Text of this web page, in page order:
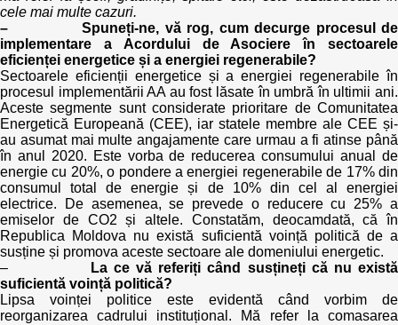
Notes & positions
Institutional Charter IDIS
Announcements
IDIS International Advisory Board
National Business Agenda
Democratic process
15 minutes of economic realism
Hybrid power
EU-STRAT bulletin
Transparency of state – owned enterprises
The best and the worst local policies in Moldova
Democracy, independence and transparency of key
cele mai multe cazuri.
– Spuneți-ne, vă rog, cum decurge procesul de
implementare a Acordului de Asociere în sectoarele
eficienței energetice și a energiei regenerabile?
Sectoarele eficienții energetice și a energiei regenerabile în
procesul implementării AA au fost lăsate în umbră în ultimii ani.
Aceste segmente sunt considerate prioritare de Comunitatea
Energetică Europeană (CEE), iar statele membre ale CEE și-
au asumat mai multe angajamente care urmau a fi atinse până
în anul 2020. Este vorba de reducerea consumului anual de
energie cu 20%, o pondere a energiei regenerabile de 17% din
consumul total de energie și de 10% din cel al energiei
electrice. De asemenea, se prevede o reducere cu 25% a
emiselor de CO2 și altele. Constatăm, deocamdată, că în
Republica Moldova nu există suficientă voință politică de a
susține și promova aceste sectoare ale domeniului energetic.
–
La ce vă referiți când susțineți că nu există
suficientă voință politică?
Lipsa voinței politice este evidentă când vorbim de
reorganizarea cadrului instituțional. Mă refer la comasarea